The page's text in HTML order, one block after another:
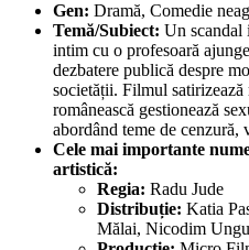
Gen: Dramă, Comedie
Temă/Subiect: Un scandal
intim cu o profesoară
dezbatere publică despre
societății. Filmul satirizează
românească gestionează
abordând teme de
Cele mai importante
artistică:
Regia: Radu Jude
Distribuție: Katia
Mălai, Nicodim